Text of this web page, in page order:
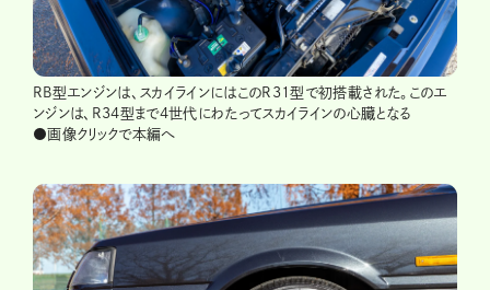
RB型エンジンは、スカイラインにはこのR31型で初搭載された。このエ
ンジンは、R34型まで4世代にわたってスカイラインの心臓となる
●画像クリックで本編へ